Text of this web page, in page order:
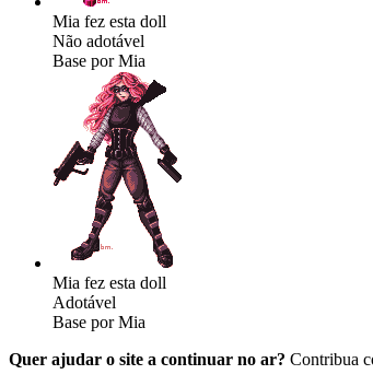
Mia fez esta doll
Não adotável
Base por Mia
Mia fez esta doll
Adotável
Base por Mia
Quer ajudar o site a continuar no ar? Contribua